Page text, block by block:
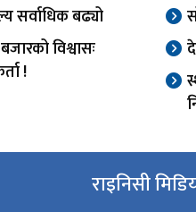
सर्वाधिक बढ्यो
विश्वासः
!
राइनिसी